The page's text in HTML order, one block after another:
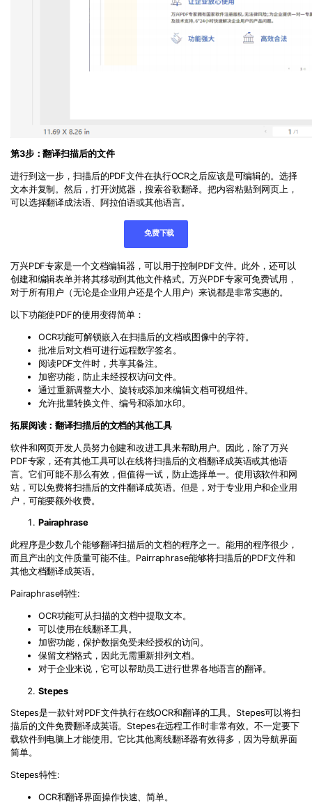
第3步：翻译扫描后的文件
进行到这一步，扫描后的PDF文件在执行OCR之后应该是可编辑的。选择
文本并复制。然后，打开浏览器，搜索谷歌翻译。把内容粘贴到网页上，
可以选择翻译成法语、阿拉伯语或其他语言。
免费下载
万兴PDF专家是一个文档编辑器，可以用于控制 PDF文件。此外，还可以
创建和编辑表单并将其移动到其他文件格式。万兴PDF专家可免费试用，
对于所有用户（无论是企业用户还是个人用户）来说都是非常实惠的。
以下功能使PDF的使用变得简单：
OCR功能可解锁嵌入在扫描后的文档或图像中的字符。
批准后对文档可进行远程数字签名。
阅读PDF文件时，共享其备注。
加密功能，防止未经授权访问文件。
通过重新调整大小、旋转或添加来编辑文档可视组件。
允许批量转换文件、编号和添加水印。
拓展阅读：翻译扫描后的文档的其他工具
软件和网页开发人员努力创建和改进工具来帮助用户。因此，除了万兴
PDF专家，还有其他工具可以在线将扫描后的文档翻译成英语或其他语
言。它们可能不那么有效，但值得一试，防止选择单一。使用该软件和网
站，可以免费将扫描后的文件翻译成英语。但是，对于专业用户和企业用
户，可能要额外收费。
Pairaphrase
此程序是少数几个能够翻译扫描后的文档的程序之一。能用的程序很少，
而且产出的文件质量可能不佳。 Pairraphrase能够将扫描后的PDF文件和
其他文档翻译成英语。
Pairaphrase特性:
OCR功能可从扫描的文档中提取文本。
可以使用在线翻译工具。
加密功能，保护数据免受未经授权的访问。
保留文档格式，因此无需重新排列文档。
对于企业来说，它可以帮助员工进行世界各地语言的翻译。
Stepes
Stepes是一款针对PDF文件执行在线OCR和翻译的工具。 Stepes可以将扫
描后的文件免费翻译成英语。 Stepes在远程工作时非常有效。不一定要下
载软件到电脑上才能使用。它比其他离线翻译器有效得多，因为导航界面
简单。
Stepes特性:
OCR和翻译界面操作快速、简单。